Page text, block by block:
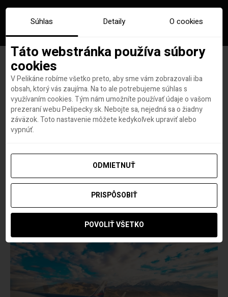
Qatar Airways zachraňujú
aerolinky LATAM. Požičajú im
takmer miliardu
autorRoland Regely 1. JÚLA 2020
Súhlas Detaily O cookies
Táto webstránka používa súbory
cookies
V Pelikáne robíme všetko preto, aby sme vám zobrazovali iba
obsah, ktorý vás zaujíma. Na to ale potrebujeme súhlas s
využívaním cookies. Tým nám umožníte používať údaje o vašom
prezeraní webu Pelipecky.sk. Nebojte sa, nejedná sa o žiadny
záväzok. Toto nastavenie môžete kedykoľvek upraviť alebo
vypnúť.
ODMIETNUŤ
PRISPÔSOBIŤ
POVOLIŤ VŠETKO